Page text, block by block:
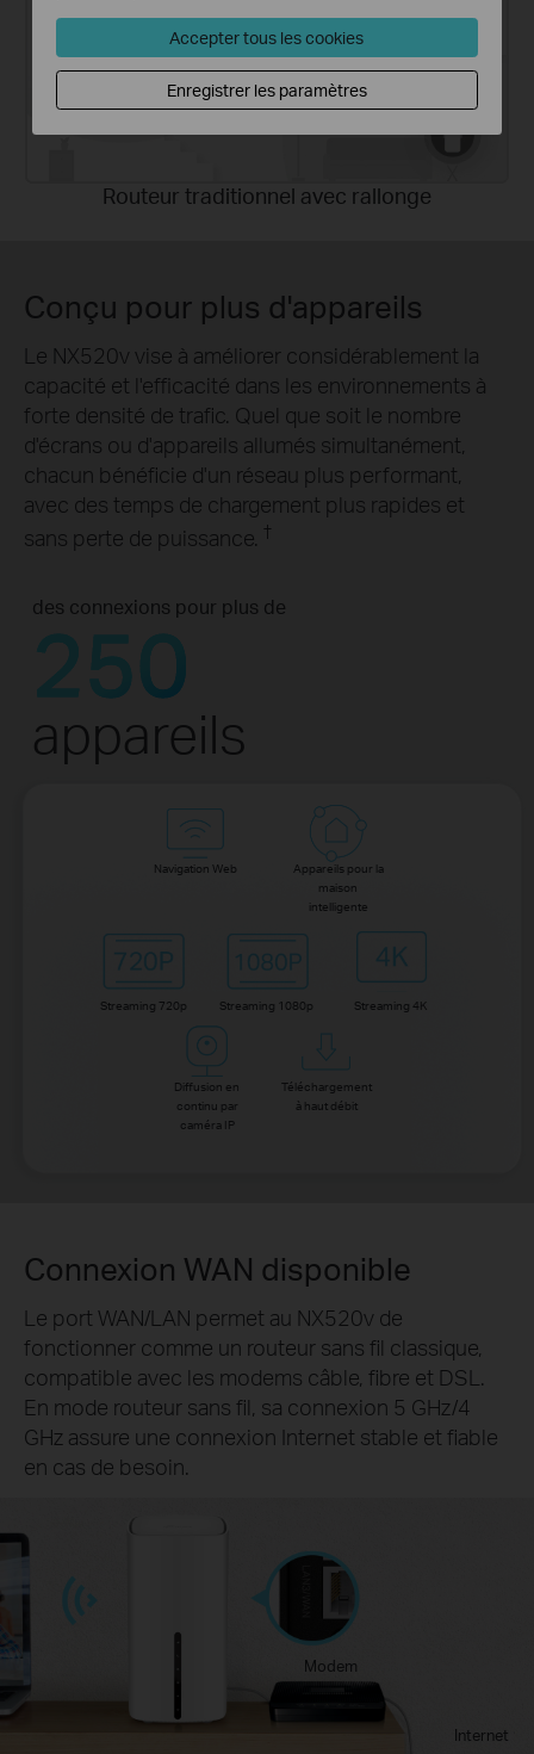
Routeur traditionnel avec rallonge
Navigation Web
Appareils pour la
maison
intelligente
Streaming 720p Streaming 1080p Streaming 4K
Diffusion en
continu par
caméra IP
Téléchargement
à haut débit
Conçu pour plus d'appareils
Le NX520v vise à améliorer considérablement la
capacité et l'efficacité dans les environnements à
forte densité de trafic. Quel que soit le nombre
d'écrans ou d'appareils allumés simultanément,
chacun bénéficie d'un réseau plus performant,
avec des temps de chargement plus rapides et
sans perte de puissance. †
des connexions pour plus de
250
appareils
Connexion WAN disponible
Le port WAN/LAN permet au NX520v de
fonctionner comme un routeur sans fil classique,
compatible avec les modems câble, fibre et DSL.
En mode routeur sans fil, sa connexion 5 GHz/4
GHz assure une connexion Internet stable et fiable
en cas de besoin.
Modem
Internet
Accepter tous les cookies
Enregistrer les paramètres